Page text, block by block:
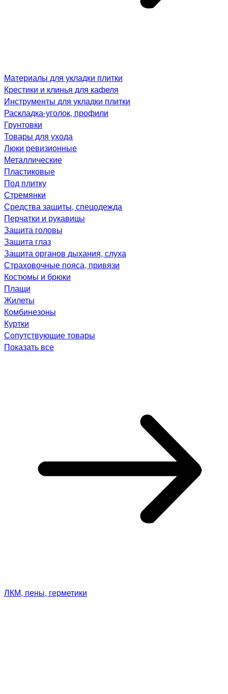
Материалы для укладки плитки
Крестики и клинья для кафеля
Инструменты для укладки плитки
Раскладка-уголок, профили
Грунтовки
Товары для ухода
Люки ревизионные
Металлические
Пластиковые
Под плитку
Стремянки
Средства защиты, спецодежда
Перчатки и рукавицы
Защита головы
Защита глаз
Защита органов дыхания, слуха
Страховочные пояса, привязи
Костюмы и брюки
Плащи
Жилеты
Комбинезоны
Куртки
Сопутствующие товары
Показать все
ЛКМ, пены, герметики